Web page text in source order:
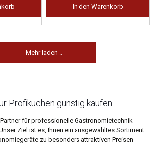
In den Warenkorb
Mehr laden ..
Profiküchen günstig kaufen
für professionelle Gastronomietechnik
Ziel ist es, Ihnen ein ausgewähltes Sortiment
zu besonders attraktiven Preisen